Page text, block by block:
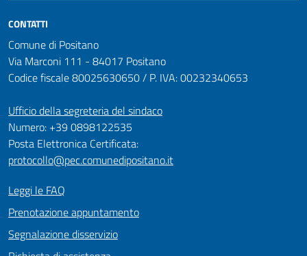
CONTATTI
Comune di Positano
Via Marconi 111 - 84017 Positano
Codice fiscale 80025630650 / P. IVA: 00232340653
Ufficio della segreteria del sindaco
Numero: +39 0898122535
Posta Elettronica Certificata:
protocollo@pec.comunedipositano.it
Leggi le FAQ
Prenotazione appuntamento
Segnalazione disservizio